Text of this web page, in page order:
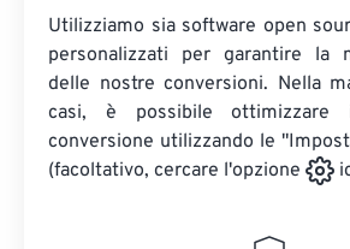
Utilizziamo sia software open
personalizzati per garantire la
delle nostre conversioni. Nella
casi, è possibile
conversione utilizzando le
(facoltativo, cercare l'opzione